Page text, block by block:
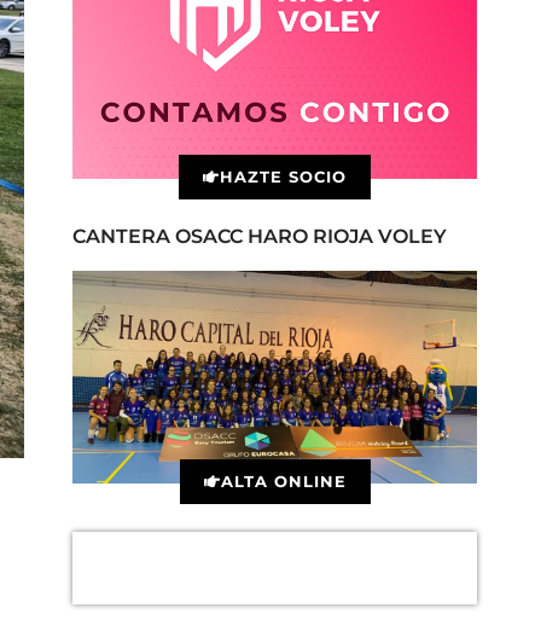
HAZTE SOCIO
CANTERA OSACC HARO RIOJA VOLEY
ALTA ONLINE